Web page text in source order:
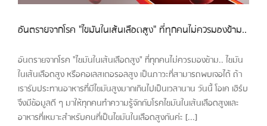
อันตรายจากโรค "ไขมันในเส้นเลือดสูง" ที่ทุกคนไม่ควรมองข้าม..
อันตรายจากโรค "ไขมันในเส้นเลือดสูง" ที่ทุกคนไม่ควรมองข้าม.. ไขมัน
ในเส้นเลือดสูง หรือคอเลสเตอรอลสูง เป็นภาวะที่สามารถพบเจอได้ ถ้า
เรารับประทานอาหารที่มีไขมันสูงมากเกินไปเป็นเวลานาน วันนี้ โอเค เฮิร์บ
จึงมีข้อมูลดี ๆ มาให้ทุกคนทำความรู้จักกับโรคไขมันในเส้นเลือดสูงและ
อาหารที่เหมาะสำหรับคนที่เป็นไขมันในเลือดสูงกันค่ะ [...]